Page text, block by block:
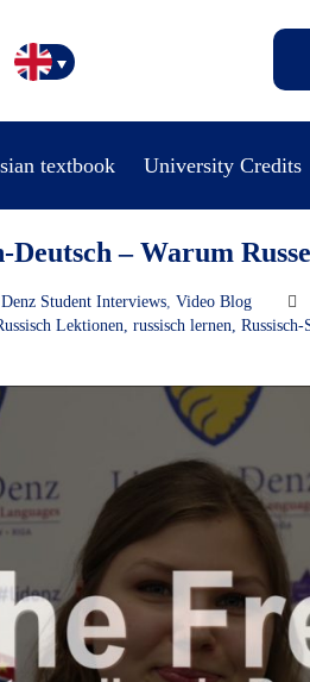
textbook University Credits
Deutsch – Warum
Student Interviews, Video Blog
Lektionen, russisch lernen, Russisch-